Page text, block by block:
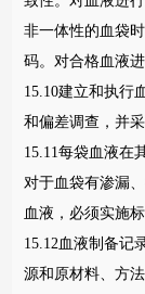
非一体性的血袋
码。对合格血液
15.10建立和执行
和偏差调查，并
15.11每袋血液在
对于血袋有渗漏
血液，必须实施
15.12血液制备记
源和原材料、方